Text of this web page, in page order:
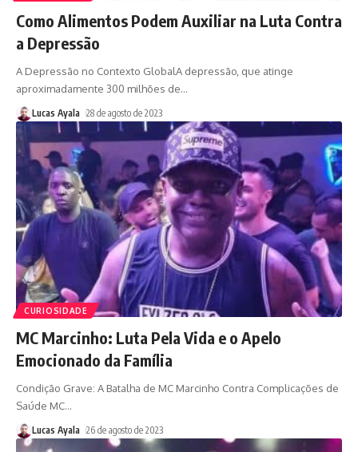
Como Alimentos Podem Auxiliar na Luta Contra
a Depressão
A Depressão no Contexto GlobalA depressão, que atinge
aproximadamente 300 milhões de…
Lucas Ayala 28 de agosto de 2023
CURIOSIDADE
MC Marcinho: Luta Pela Vida e o Apelo
Emocionado da Família
Condição Grave: A Batalha de MC Marcinho Contra Complicações de
Saúde MC…
Lucas Ayala 26 de agosto de 2023